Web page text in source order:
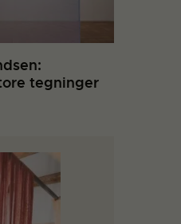
tegninger